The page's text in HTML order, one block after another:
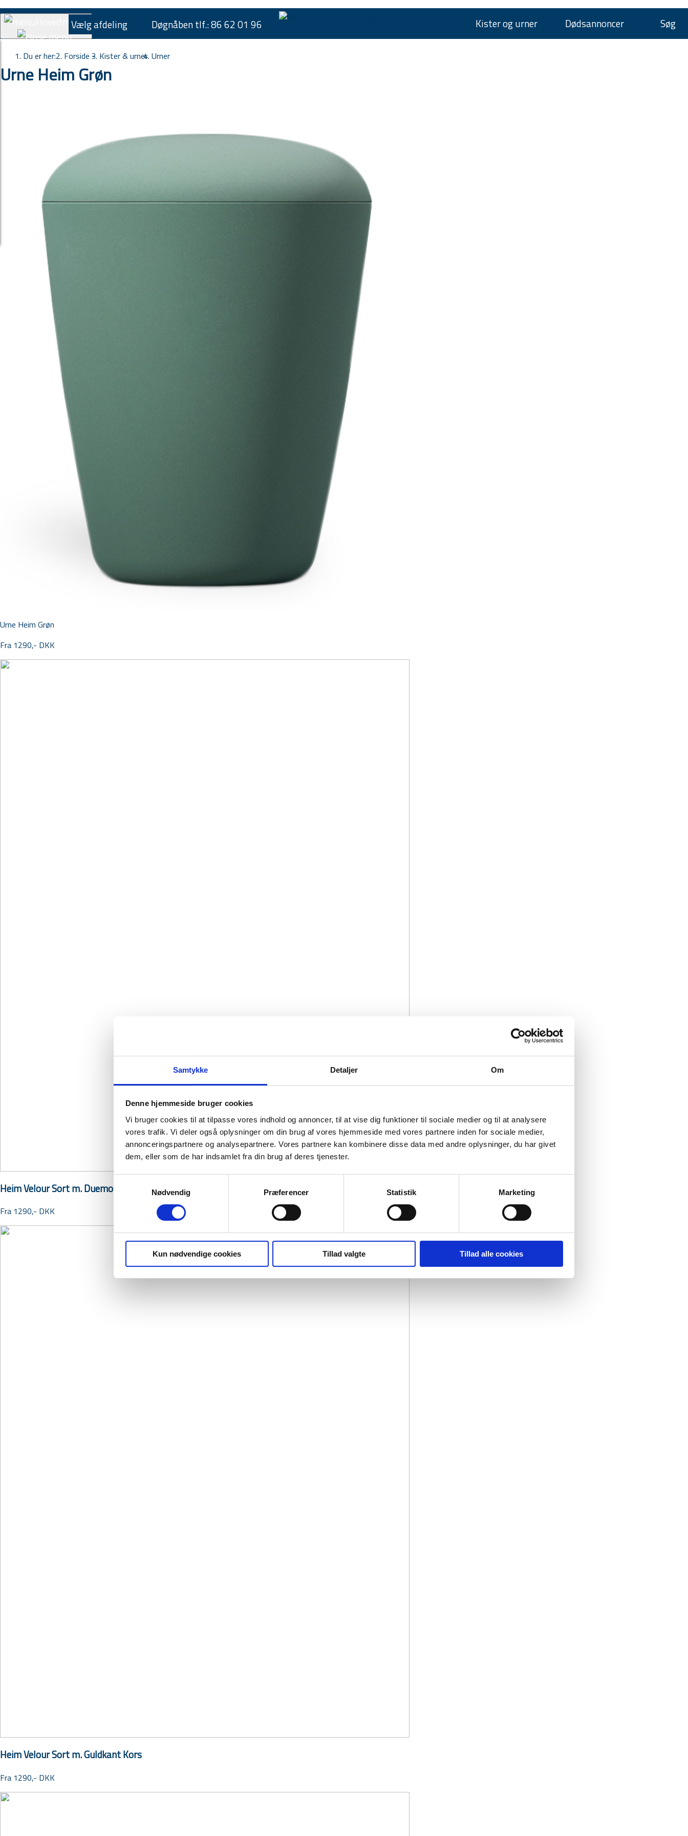
Samtykke Detaljer Om
Denne hjemmeside bruger cookies
Vi bruger cookies til at tilpasse vores indhold og annoncer, til at vise dig funktioner til sociale medier og til at analysere
vores trafik. Vi deler også oplysninger om din brug af vores hjemmeside med vores partnere inden for sociale medier,
annonceringspartnere og analysepartnere. Vores partnere kan kombinere disse data med andre oplysninger, du har givet
dem, eller som de har indsamlet fra din brug af deres tjenester.
Nødvendig
Præferencer Statistik Marketing
Kun nødvendige cookies Tillad valgte Tillad alle cookies
Hovedmenu Søg
Vælg afdeling Døgnåben tlf.:86 62 01 96 Kister og urner Dødsannoncer
Du er her: Forside - Kister & urner Urner
Urne Heim Grøn
Urne Heim Grøn
Fra 1290,- DKK
Heim Velour Sort m. Duemotiv
Fra 1290,- DKK
Heim Velour Sort m. Guldkant Kors
Fra 1290,- DKK